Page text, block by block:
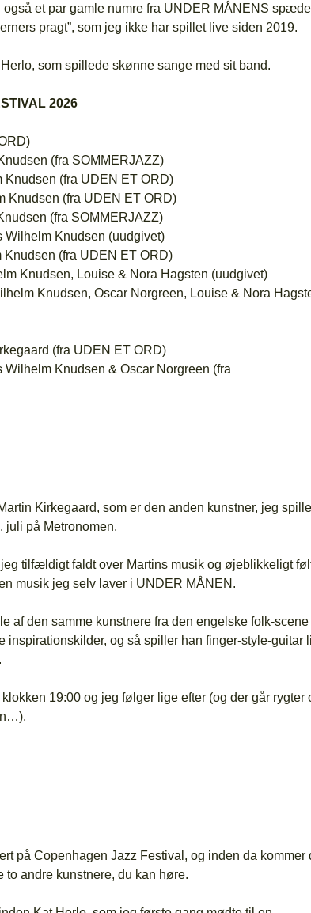
et par gamle numre fra UNDER MÅNENS spæde
pragt”, som jeg ikke har spillet live siden 2019.
som spillede skønne sange med sit band.
2026
(fra SOMMERJAZZ)
(fra UDEN ET ORD)
Knudsen (fra UDEN ET ORD)
(fra SOMMERJAZZ)
Wilhelm Knudsen (uudgivet)
(fra UDEN ET ORD)
Knudsen, Louise & Nora Hagsten (uudgivet)
Knudsen, Oscar Norgreen, Louise & Nora
(fra UDEN ET ORD)
Knudsen & Oscar Norgreen (fra
Kirkegaard, som er den anden kunstner, jeg
juli på Metronomen.
tilfældigt faldt over Martins musik og øjeblikkeligt
musik jeg selv laver i UNDER MÅNEN.
af den samme kunstnere fra den engelske folk-scene
inspirationskilder, og så spiller han finger-style-guitar
19:00 og jeg følger lige efter (og der går rygter
på Copenhagen Jazz Festival, og inden da kommer
to andre kunstnere, du kan høre.